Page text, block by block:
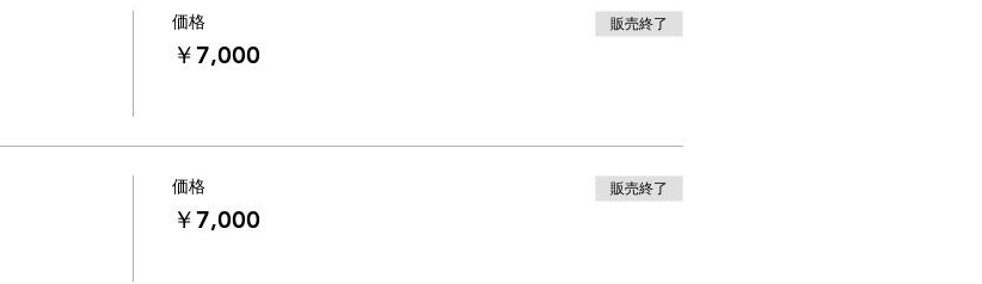
にて
カット）になります。
を
価格
￥7,000
販売終了
価格
￥7,000
販売終了